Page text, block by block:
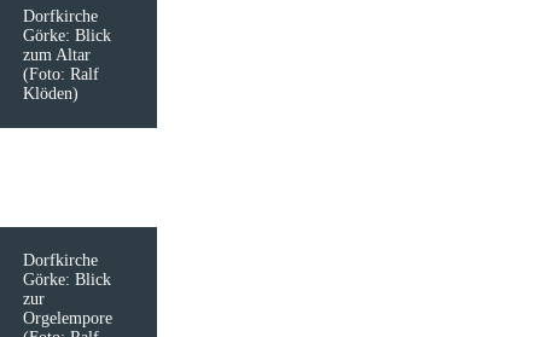
Dorfkirche
Görke: Blick
zum Altar
(Foto: Ralf
Klöden)
Dorfkirche
Görke: Blick
zur
Orgelempore